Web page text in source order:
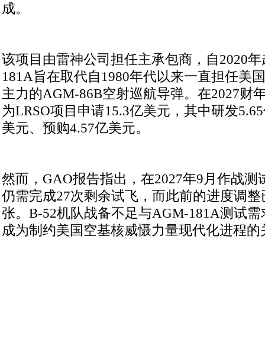
成。
该项目由雷神公司担任主承包商，自2020
181A旨在取代自1980年代以来一直担任美
主力的AGM-86B空射巡航导弹。在2027财
为LRSO项目申请15.3亿美元，其中研发
美元、预购4.57亿美元。
然而，GAO报告指出，在2027年9月作战测
仍需完成27次剩余试飞，而此前的进度调
张。B-52机队战备不足与AGM-181A测试
成为制约美国空基核威慑力量现代化进程的